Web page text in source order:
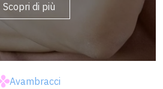
Scopri di più
Scopri di più
Avambracci